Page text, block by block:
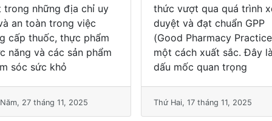
và đạt chuẩn GPP
Pharmacy Practice)
cách xuất sắc. Đây là
mốc quan trọng
17 tháng 11, 2025
kho bảo quản thuốc đạt
chuẩn GDP (Good
Distribution Practices) tại
điểm kinh doanh của công
ty, và
Thứ Tư, 22 tháng 10, 2025